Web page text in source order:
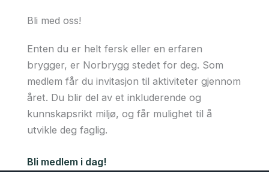
Bli med oss!
Enten du er helt fersk eller en erfaren
brygger, er Norbrygg stedet for deg. Som
medlem får du invitasjon til aktiviteter gjennom
året. Du blir del av et inkluderende og
kunnskapsrikt miljø, og får mulighet til å
utvikle deg faglig.
Bli medlem i dag!